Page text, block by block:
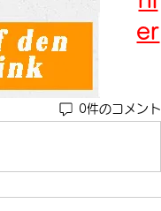
er
0件のコメント